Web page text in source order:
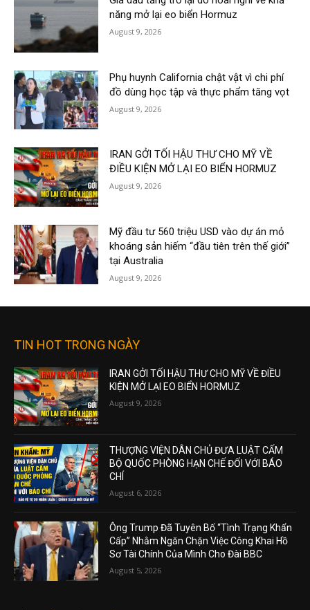
năng mở lại eo biển Hormuz
August 9, 2026
Phụ huynh California chật vật vì chi phí
đồ dùng học tập và thực phẩm tăng vọt
August 9, 2026
IRAN GỞI TỐI HẬU THƯ CHO MỸ VỀ
ĐIỀU KIỆN MỞ LẠI EO BIỂN HORMUZ
August 9, 2026
Mỹ đầu tư 560 triệu USD vào dự án mỏ
khoáng sản hiếm “đầu tiên trên thế giới”
tại Australia
August 9, 2026
TIN HOT TRONG NGÀY
IRAN GỞI TỐI HẬU THƯ CHO MỸ VỀ ĐIỀU
KIỆN MỞ LẠI EO BIỂN HORMUZ
August 9, 2026
THƯỢNG VIỆN DÂN CHỦ ĐƯA LUẬT CẤM
BỘ QUỐC PHÒNG HẠN CHẾ ĐỐI VỚI BÁO
CHÍ
August 6, 2026
Ông Trump Đã Tuyên Bố “Tình Trạng Khẩn
Cấp” Nhằm Ngăn Chặn Việc Công Khai Hồ
Sơ Tài Chính Của Mình Cho Đài BBC
August 5, 2026